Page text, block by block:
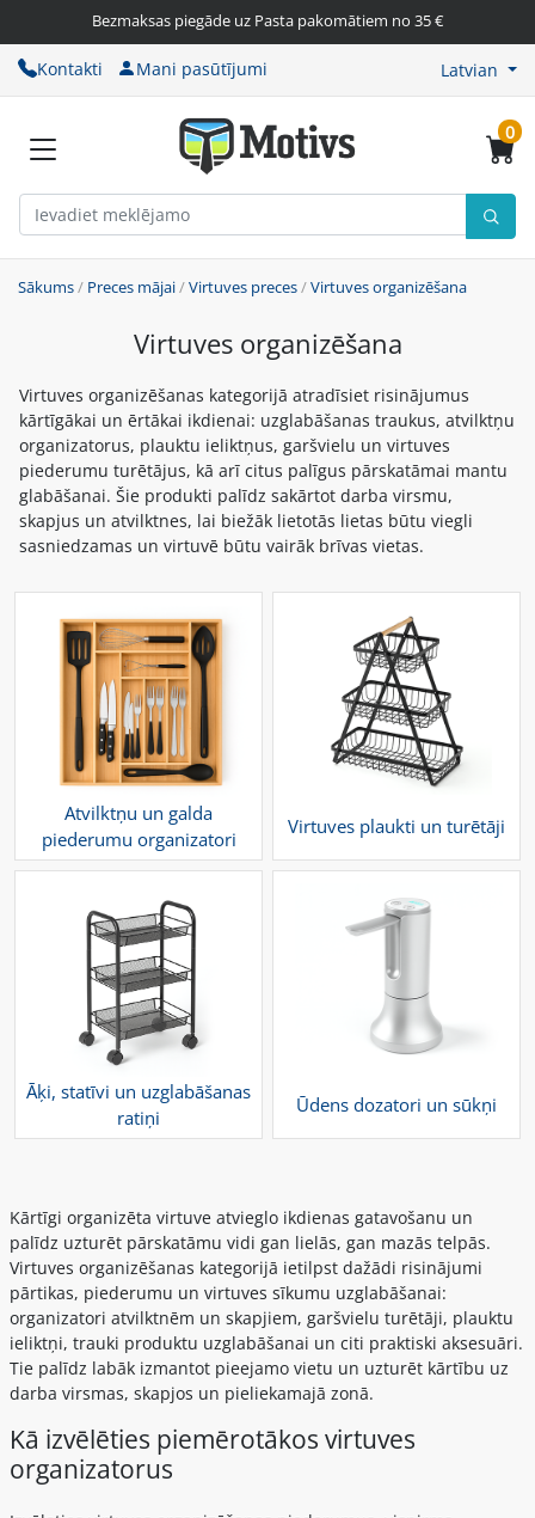
Bezmaksas piegāde uz Pasta pakomātiem no 35 €
Kontakti Mani pasūtījumi Latvian
0
Sākums/ Preces mājai/Virtuves preces/Virtuves organizēšana
Virtuves organizēšana
Virtuves organizēšanas kategorijā atradīsiet risinājumus
kārtīgākai un ērtākai ikdienai: uzglabāšanas traukus, atvilktņu
organizatorus, plauktu ieliktņus, garšvielu un virtuves
piederumu turētājus, kā arī citus palīgus pārskatāmai mantu
glabāšanai. Šie produkti palīdz sakārtot darba virsmu,
skapjus un atvilktnes, lai biežāk lietotās lietas būtu viegli
sasniedzamas un virtuvē būtu vairāk brīvas vietas.
Atvilktņu un galda
piederumu organizatori
Virtuves plaukti un turētāji
Āķi, statīvi un uzglabāšanas
ratiņi
Ūdens dozatori un sūkņi
Kārtīgi organizēta virtuve atvieglo ikdienas gatavošanu un
palīdz uzturēt pārskatāmu vidi gan lielās, gan mazās telpās.
Virtuves organizēšanas kategorijā ietilpst dažādi risinājumi
pārtikas, piederumu un virtuves sīkumu uzglabāšanai:
organizatori atvilktnēm un skapjiem, garšvielu turētāji, plauktu
ieliktņi, trauki produktu uzglabāšanai un citi praktiski aksesuāri.
Tie palīdz labāk izmantot pieejamo vietu un uzturēt kārtību uz
darba virsmas, skapjos un pieliekamajā zonā.
Kā izvēlēties piemērotākos virtuves
organizatorus